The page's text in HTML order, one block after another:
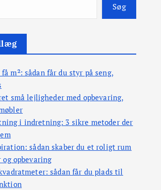
Søg
m²: sådan får du styr på seng,
små lejligheder med opbevaring,
i indretning: 3 sikre metoder der
sådan skaber du et roligt rum
opbevaring
sådan får du plads til